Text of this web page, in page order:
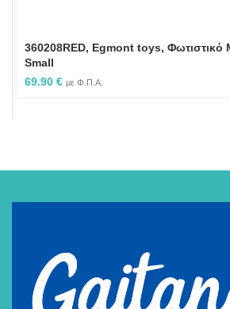
360208RED, Egmont toys, Φωτιστικό
Small
69.90 € με Φ.Π.Α.